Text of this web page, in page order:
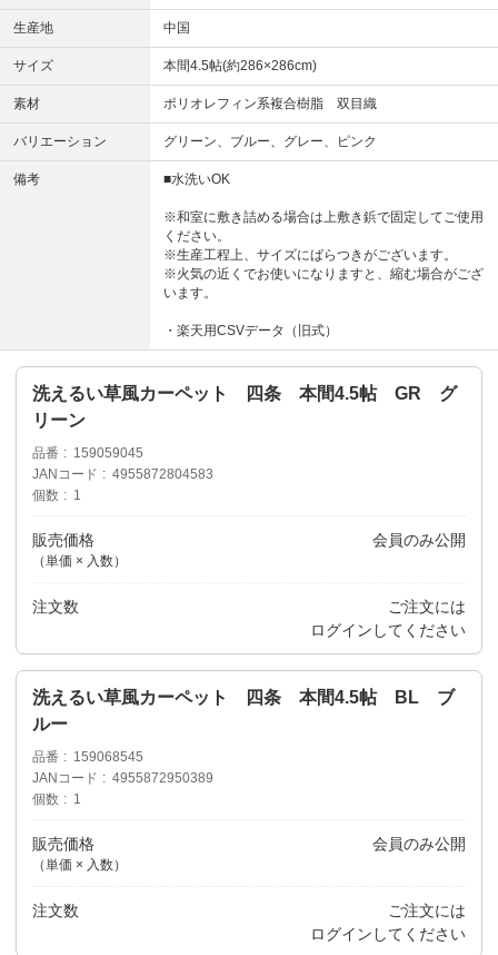
生産地 中国
サイズ 本間4.5帖(約286×286cm)
素材 ポリオレフィン系複合樹脂 双目織
バリエーション グリーン、ブルー、グレー、ピンク
備考 ■水洗いOK
※和室に敷き詰める場合は上敷き鋲で固定してご使用
ください。
※生産工程上、サイズにばらつきがございます。
※火気の近くでお使いになりますと、縮む場合がござ
います。
・楽天用CSVデータ（旧式）
洗えるい草風カーペット 四条 本間4.5帖 GR グ
リーン
品番
159059045
JANコード
4955872804583
個数
1
販売価格
（単価 × 入数）
会員のみ公開
注文数
ご注文には
ログイン してください
洗えるい草風カーペット 四条 本間4.5帖 BL ブ
ルー
品番
159068545
JANコード
4955872950389
個数
1
販売価格
（単価 × 入数）
会員のみ公開
注文数
ご注文には
ログイン してください